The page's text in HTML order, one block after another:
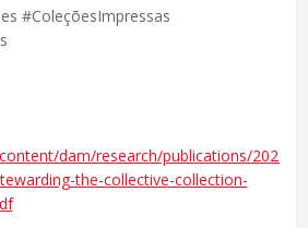
#ColeçõesImpressas
dam/research/publications/2024/
the-collective-collection-